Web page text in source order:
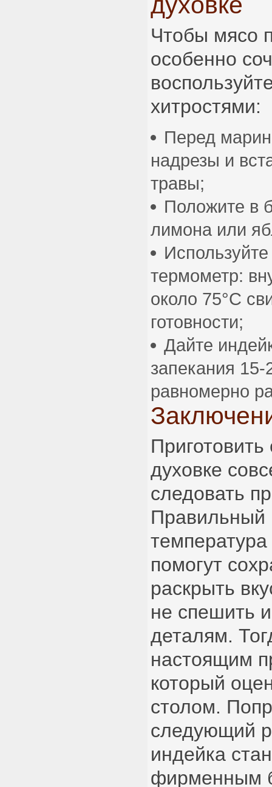
Чтобы мясо
особенно
хитростями:
Перед
надрезы и
травы;
Положите в
лимона или
термометр:
около 75°C
готовности;
Дайте
запекания
равномерно
духовке
следовать
Правильный
помогут
раскрыть
не спешить
деталям.
настоящим
который
столом.
следующий
индейка
фирменным